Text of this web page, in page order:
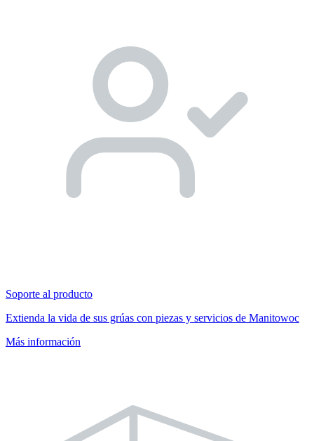
Soporte al producto
Extienda la vida de sus grúas con piezas y servicios de Manitowoc
Más información